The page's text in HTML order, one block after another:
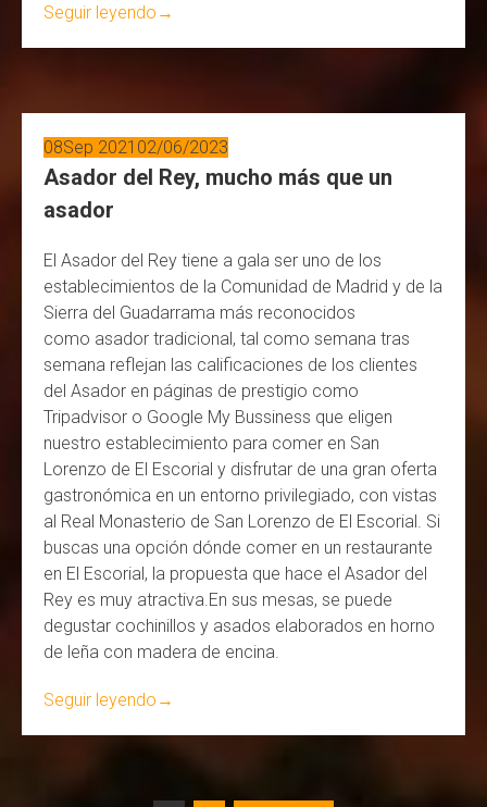
Seguir leyendo →
08Sep 2021 02/06/2023
Asador del Rey, mucho más que un
asador
El Asador del Rey tiene a gala ser uno de los
establecimientos de la Comunidad de Madrid y de la
Sierra del Guadarrama más reconocidos
como asador tradicional, tal como semana tras
semana reflejan las calificaciones de los clientes
del Asador en páginas de prestigio como
Tripadvisor o Google My Bussiness que eligen
nuestro establecimiento para comer en San
Lorenzo de El Escorial y disfrutar de una gran oferta
gastronómica en un entorno privilegiado, con vistas
al Real Monasterio de San Lorenzo de El Escorial. Si
buscas una opción dónde comer en un restaurante
en El Escorial, la propuesta que hace el Asador del
Rey es muy atractiva.En sus mesas, se puede
degustar cochinillos y asados elaborados en horno
de leña con madera de encina.
Seguir leyendo →